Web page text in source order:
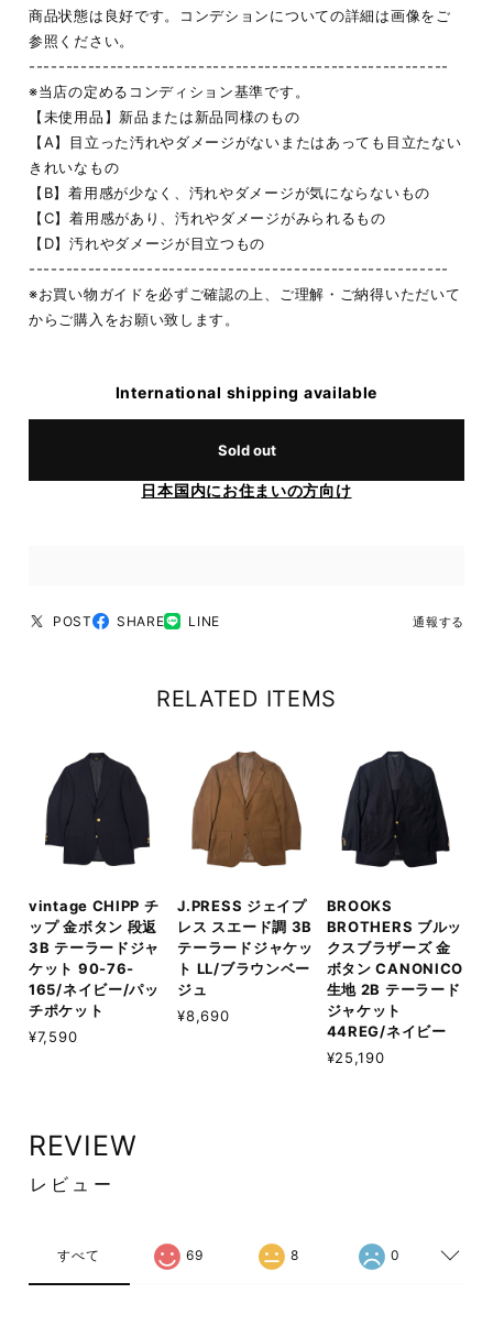
商品状態は良好です。コンデションについての詳細は画像をご
参照ください。
---------------------------------------------------------
※当店の定めるコンディション基準です。
【未使用品】新品または新品同様のもの
【A】目立った汚れやダメージがないまたはあっても目立たない
きれいなもの
【B】着用感が少なく、汚れやダメージが気にならないもの
【C】着用感があり、汚れやダメージがみられるもの
【D】汚れやダメージが目立つもの
---------------------------------------------------------
※お買い物ガイドを必ずご確認の上、ご理解・ご納得いただいて
からご購入をお願い致します。
International shipping available
Sold out
日本国内にお住まいの方向け
POST SHARE LINE 通報する
RELATED ITEMS
vintage CHIPP チ
ップ 金ボタン 段返
3B テーラードジャ
ケット 90-76-
165/ネイビー/パッ
チポケット
¥7,590
J.PRESS ジェイプ
レス スエード調 3B
テーラードジャケッ
ト LL/ブラウンベー
ジュ
¥8,690
BROOKS
BROTHERS ブルッ
クスブラザーズ 金
ボタン CANONICO
生地 2B テーラード
ジャケット
44REG/ネイビー
¥25,190
REVIEW
レビュー
すべて 69 8 0